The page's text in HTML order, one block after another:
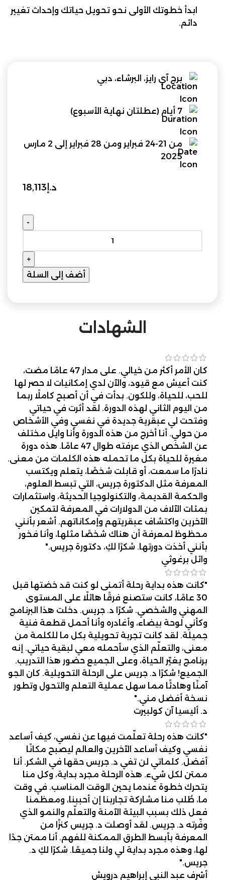
ابدأ خطوتك الأولى نحو تحويل حياتك وإحداث تغيير
دائم.
برج آي رايز، البرشاء، دبي
7 أيام (عطلتان نهاية الأسبوع)
من 21-24 فبراير ومن 28 فبراير إلى 2 مارس
2025
د.إ 18,113
أضف إلى السلة
الشهادات
كان الأمر أكثر من خيالي. على مدار 47 عامًا مضت،
كنت أعيش مع قيود، والآن لدي إمكانيات لا حصر لها
للحب، للحياة، وللكون. بدأت في أن أصبح كاملًا ربما
من اليوم الثاني لهذه الدورة. لقد أثرت في حياتي
وفتحت لي عبقرية جديدة في نفسي وفي الأشخاص
من حولي. أنا أخرج من هذه الدورة وأنا وايل مختلف
عن الشخص الذي عرفته طوال 47 عامًا. هذه دورة
مغيرة للحياة بكل ما تحمله هذه الكلمات من معنى.
نادرًا ما سمعت، أو قابلت شخصًا، يتعلم ويكتسب
المعرفة مثل الدكتورة جريس، التي تبسط العلوم،
والحكمة القديمة، والتكنولوجيا الحديثة، واستثمارات
بمئات الآلاف من الدولارات في المعرفة لتمكين
الآخرين واكتشاف عبقريتهم وإمكاناتهم. أشعر بأنني
محظوظ لمعرفة أن هناك شخصًا مثلها، وأنا فخور
بأنني أخذت دورتها. شكرًا لكِ، دكتورة جريس."
وائل برغوثي
"كانت هذه بداية رحلة أتمنى لو كنت قد خضتها قبل
30 عامًا، كانت ستصنع فرقًا هائلًا على المستوى
المهني والشخصي. شكرًا د. جريس. دخلت هذا البرنامج
وكأني لوحة بيضاء، وأغادره وأنا أحمل قطعة فنية
جميلة. لقد كانت تجربة تحويلية بكل ما للكلمة من
معنى، والتعلّم الذي سأحمله معي لبقية حياتي. إنه
برنامج يغيّر الحياة، وعلى الجميع حضور هذا التدريب.
الجميع! شكرًا د. جريس على الرحلة التحويلية. كان الجو
آمنًا وهادئًا مما سهل عملية التعلم والتحول وتطور
نسخة أفضل مني."
د. أليسيا آن كولبيرت
"كانت هذه رحلة تعلّمت فيها عن نفسي، كيف أساعد
نفسي وكيف أساعد الآخرين والعالم ليصبح مكانًا
أفضل. كلماتي لن تفي د. جريس حقها في الشكر. أنا
ممتن لكل شيء. هذه الرحلة مجرد بداية، وكل منا
يتحرك خطوة عندما يحين الوقت المناسب. في وقت
ما، طُلب منا مشاركة تجاربنا إن أحببنا، ومعظمنا
فعل ذلك بسبب البيئة الآمنة والتعلّم والنمو الذي
وفّرته د. جريس. لقد أوصلت د. جريس كنزًا من
المعرفة بأبسط الطرق الممكنة للفهم. أنا ممتن جدًا
لها، وهذه مجرد بداية لي ولنا جميعًا. شكرًا لكِ د.
جريس."
أشرف عبد النبي إبراهيم درويش